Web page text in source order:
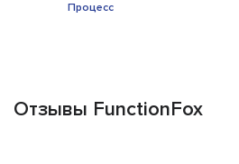
Отзывы FunctionFox